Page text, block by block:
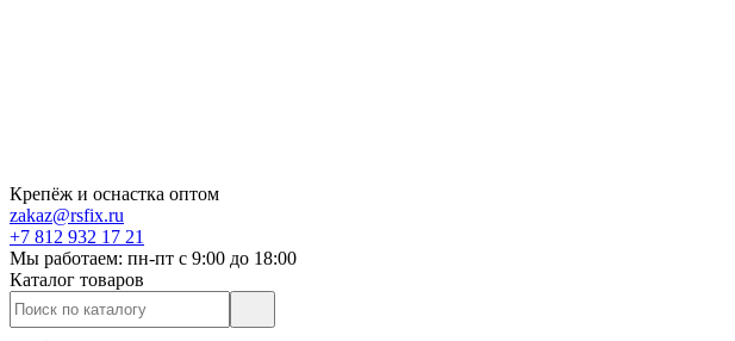
Крепёж и оснастка оптом
zakaz@rsfix.ru
+7 812 932 17 21
Мы работаем: пн-пт c 9:00 до 18:00
Каталог товаров